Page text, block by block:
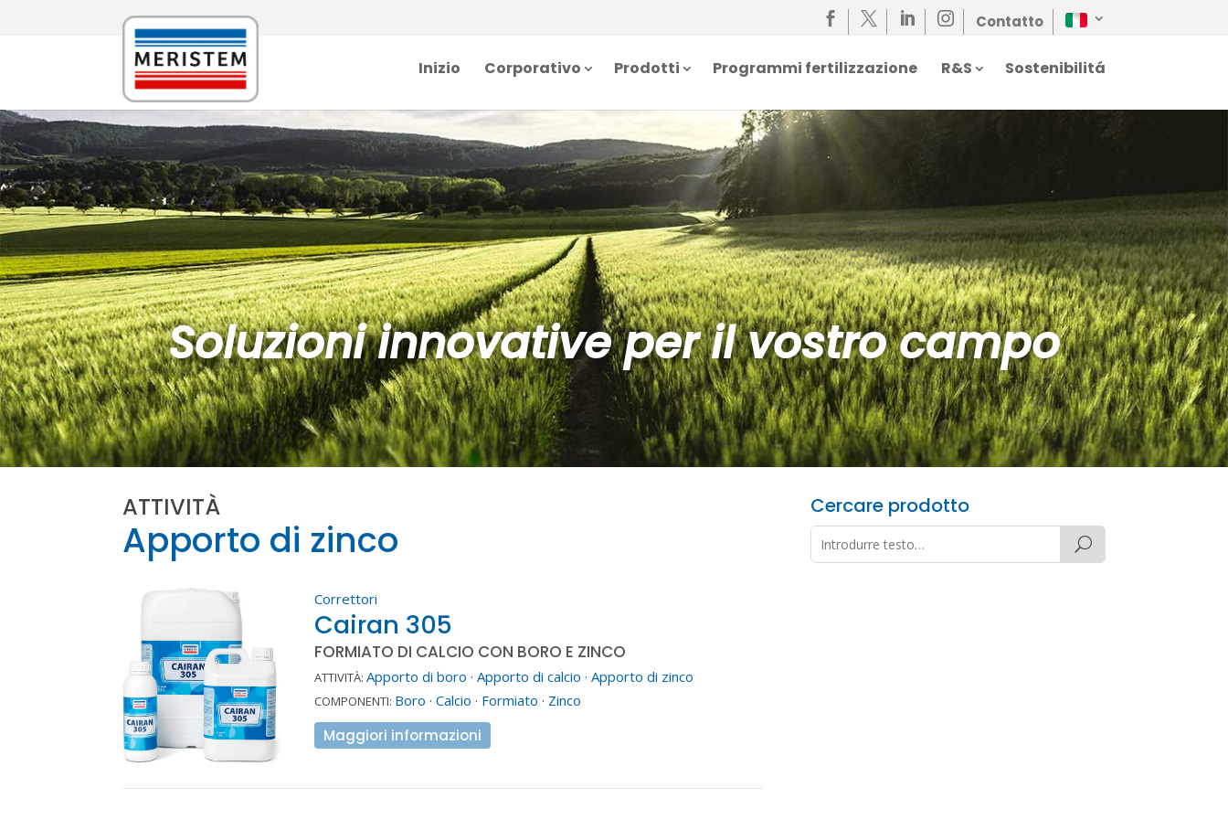
    Contatto
Inizio Corporativo Prodotti Programmi fertilizzazione R&S Sostenibilitá
Soluzioni innovative per il vostro campo
ATTIVITÀ
Apporto di zinco
Correttori
Cairan 305
FORMIATO DI CALCIO CON BORO E ZINCO
ATTIVITÀ: Apporto di boro ·Apporto di calcio ·Apporto di zinco
COMPONENTI: Boro ·Calcio · Formiato · Zinco
Maggiori informazioni
Cercare prodotto